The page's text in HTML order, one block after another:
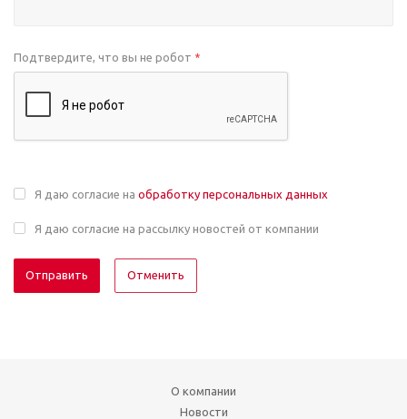
Подтвердите, что вы не робот *
Я даю согласие на обработку персональных данных
Я даю согласие на рассылку новостей от компании
Отменить
О компании
Новости